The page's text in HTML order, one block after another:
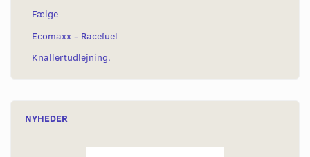
Fælge
Ecomaxx - Racefuel
Knallertudlejning.
NYHEDER